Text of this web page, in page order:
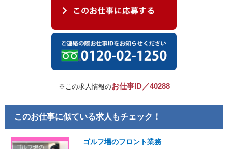
※この求人情報のお仕事ID／40288
このお仕事に似ている求人もチェック！
ゴルフ場のフロント業務